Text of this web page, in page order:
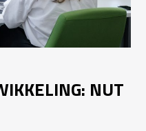
NUT